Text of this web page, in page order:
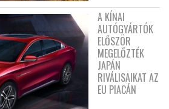
A KÍNAI
AUTÓGYÁRTÓK
ELŐSZÖR
MEGELŐZTÉK
JAPÁN
RIVÁLISAIKAT AZ
EU PIACÁN